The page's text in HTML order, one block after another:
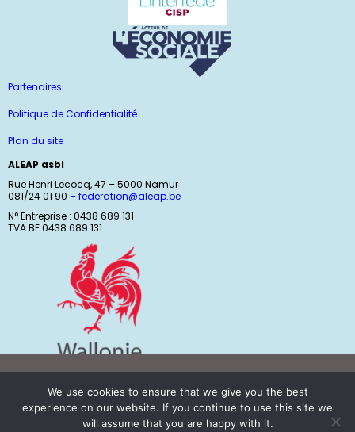
Partenaires
Politique de Confidentialité
Plan du site
ALEAP asbl
Rue Henri Lecocq, 47 – 5000 Namur
081/24 01 90 –federation@aleap.be
N° Entreprise : 0438 689 131
TVA BE 0438 689 131
ALEAP © 2021 All rights reserved
We use cookies to ensure that we give you the best
experience on our website. If you continue to use this site we
will assume that you are happy with it.